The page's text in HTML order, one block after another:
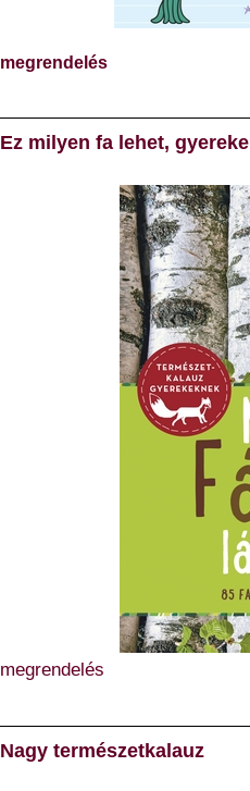
megrendelés
Ez milyen fa lehet,
megrendelés
Nagy természetkalauz